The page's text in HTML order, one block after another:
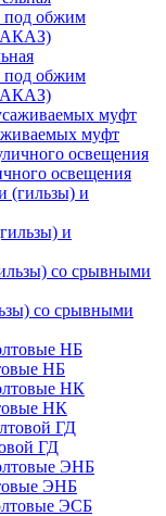
под обжим
муфт
освещения
и
со срывными
НБ
НК
ГД
ЭНБ